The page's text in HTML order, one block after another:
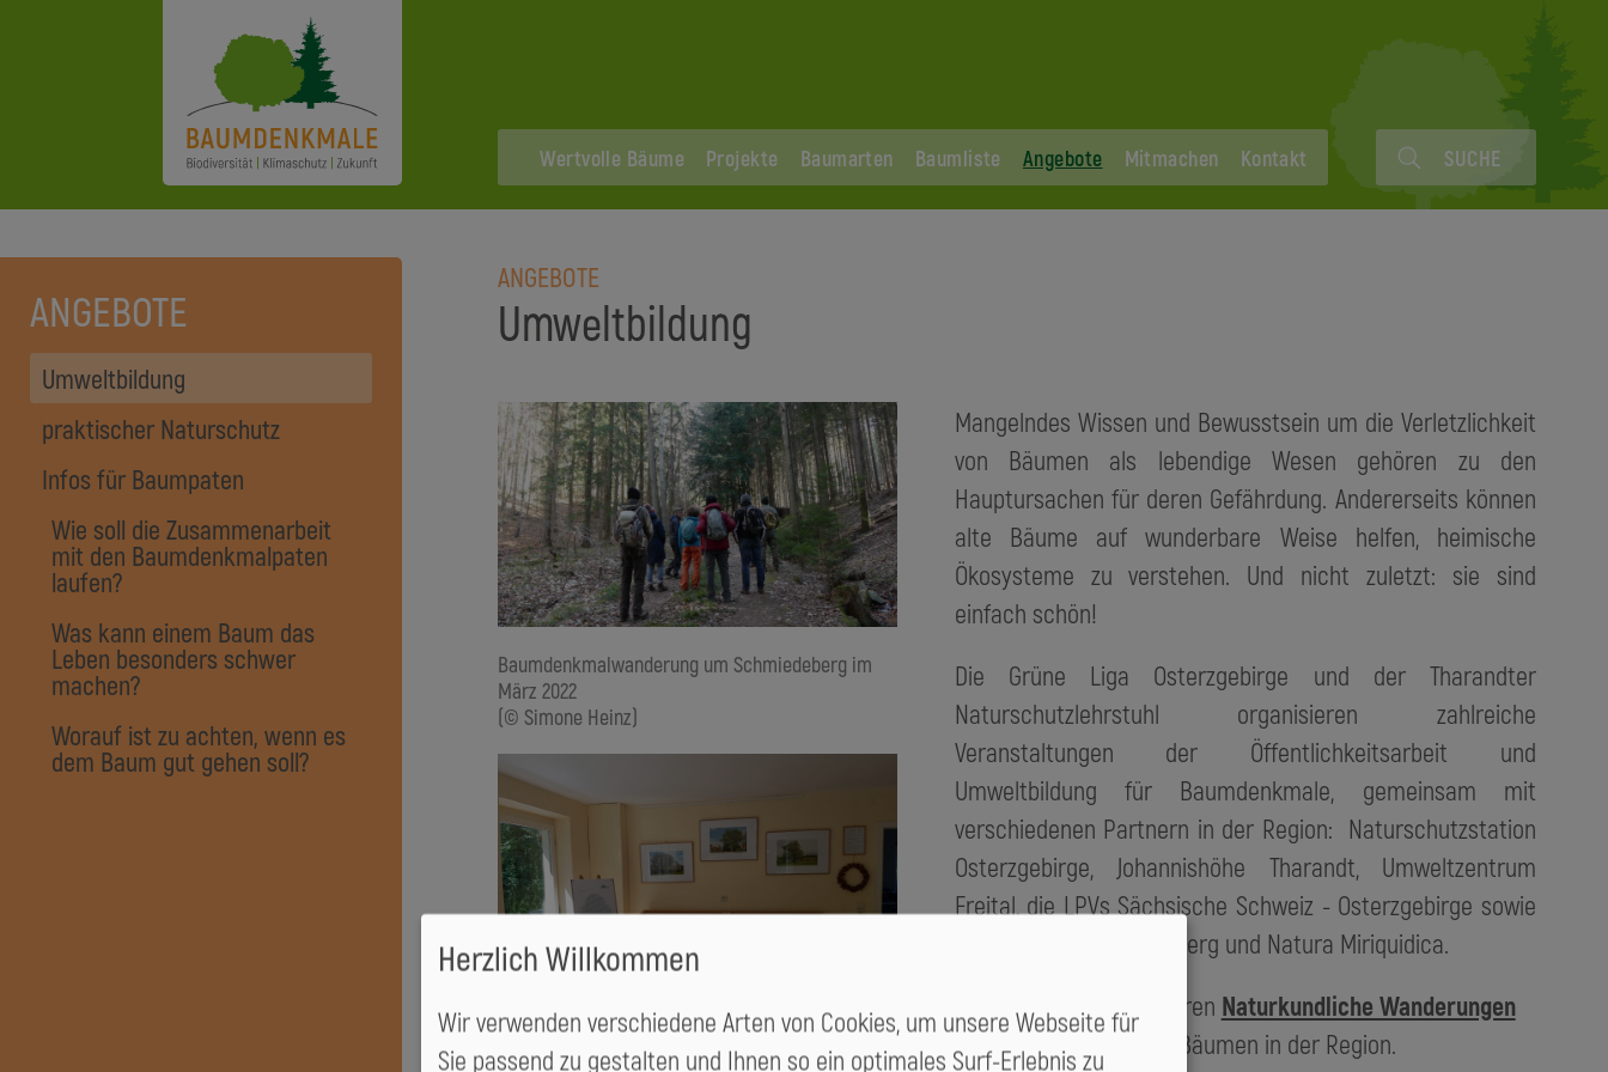
Wertvolle Bäume Projekte Baumarten Baumliste Angebote Mitmachen Kontakt SUCHE
ANGEBOTE
Umweltbildung
praktischer Naturschutz
Infos für Baumpaten
Wie soll die Zusammenarbeit
mit den Baumdenkmalpaten
laufen?
Was kann einem Baum das
Leben besonders schwer
machen?
Worauf ist zu achten, wenn es
dem Baum gut gehen soll?
ANGEBOTE
Umweltbildung
Baumdenkmalwanderung um Schmiedeberg im
März 2022
(© Simone Heinz)
Mangelndes Wissen und Bewusstsein um die Verletzlichkeit
von Bäumen als lebendige Wesen gehören zu den
Hauptursachen für deren Gefährdung. Andererseits können
alte Bäume auf wunderbare Weise helfen, heimische
Ökosysteme zu verstehen. Und nicht zuletzt: sie sind
einfach schön!
Die Grüne Liga Osterzgebirge und der Tharandter
Naturschutzlehrstuhl organisieren zahlreiche
Veranstaltungen der Öffentlichkeitsarbeit und
Umweltbildung für Baumdenkmale, gemeinsam mit
verschiedenen Partnern in der Region: Naturschutzstation
Osterzgebirge, Johannishöhe Tharandt, Umweltzentrum
Freital, die LPVs Sächsische Schweiz - Osterzgebirge sowie
Mulde/Flöha, Nabu Freiberg und Natura Miriquidica.
Mehrmals im Jahr führen Naturkundliche Wanderungen
auch zu besonderen Bäumen in der Region.
Herzlich Willkommen
Wir verwenden verschiedene Arten von Cookies, um unsere Webseite für
Sie passend zu gestalten und Ihnen so ein optimales Surf-Erlebnis zu